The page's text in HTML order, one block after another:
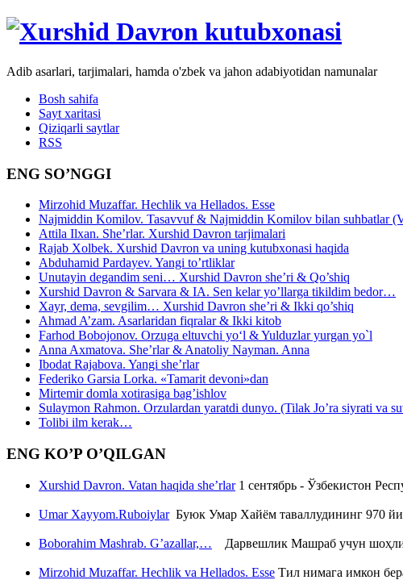
Adib asarlari, tarjimalari, hamda o'zbek va jahon adabiyotidan namunalar
Bosh sahifa
Sayt xaritasi
Qiziqarli saytlar
RSS
ENG SO’NGGI
Mirzohid Muzaffar. Hechlik va Hellados. Esse
Najmiddin Komilov. Tasavvuf & Najmiddin Komilov bilan suhbatlar
Attila Ilxan. She’rlar. Xurshid Davron tarjimalari
Rajab Xolbek. Xurshid Davron va uning kutubxonasi haqida
Abduhamid Pardayev. Yangi to’rtliklar
Unutayin degandim seni… Xurshid Davron she’ri & Qo’shiq
Xurshid Davron & Sarvara & IA. Sen kelar yo’llarga tikildim bedor…
Xayr, dema, sevgilim… Xurshid Davron she’ri & Ikki qo’shiq
Ahmad A’zam. Asarlaridan fiqralar & Ikki kitob
Farhod Bobojonov. Orzuga eltuvchi yo‘l & Yulduzlar yurgan yo`l
Anna Axmatova. She’rlar & Anatoliy Nayman. Anna
Ibodat Rajabova. Yangi she’rlar
Federiko Garsia Lorka. «Tamarit devoni»dan
Mirtemir domla xotirasiga bag’ishlov
Sulaymon Rahmon. Orzulardan yaratdi dunyo. (Tilak Jo’ra siyrati va
Tolibi ilm kerak…
ENG KO’P O’QILGAN
Xurshid Davron. Vatan haqida she’rlar1 сентябрь - Ўзбекистон
Umar Xayyom.RuboiylarБуюк Умар Хайём таваллудининг 970
Boborahim Mashrab. G’azallar,… Дарвешлик Машраб учун
Mirzohid Muzaffar. Hechlik va Hellados. Esse Тил нимага имкон